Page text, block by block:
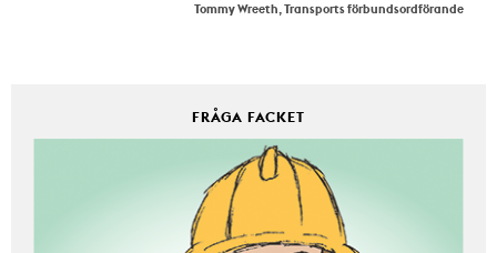
Tommy Wreeth, Transports förbundsordförande
FRÅGA FACKET